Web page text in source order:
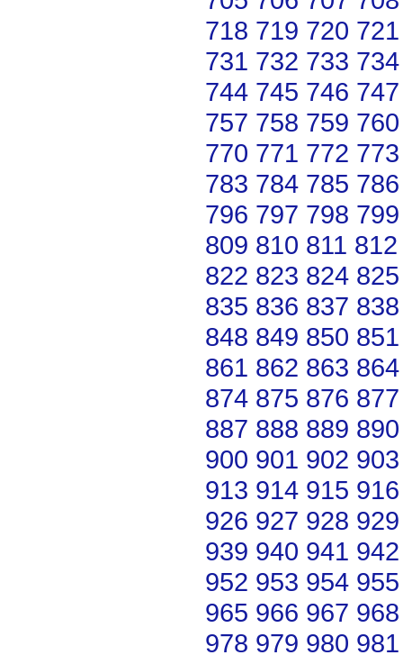
718 719 720 721
731 732 733 734
744 745 746 747
757 758 759 760
770 771 772 773
783 784 785 786
796 797 798 799
809 810 811 812
822 823 824 825
835 836 837 838
848 849 850 851
861 862 863 864
874 875 876 877
887 888 889 890
900 901 902 903
913 914 915 916
926 927 928 929
939 940 941 942
952 953 954 955
965 966 967 968
978 979 980 981